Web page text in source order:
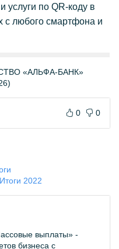
услуги по QR-коду в
с любого смартфона и
«АЛЬФА-БАНК»
0 0
Итоги 2022
выплаты» -
бизнеса с